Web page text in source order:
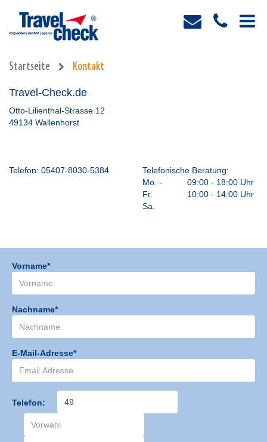
Startseite Kontakt
Travel-Check.de
Otto-Lilienthal-Strasse 12
49134 Wallenhorst
Telefon: 05407-8030-5384
Telefonische Beratung:
Mo. -
Fr.
Sa.
09:00 - 18:00 Uhr
10:00 - 14:00 Uhr
Vorname*
Nachname*
E-Mail-Adresse*
Telefon: